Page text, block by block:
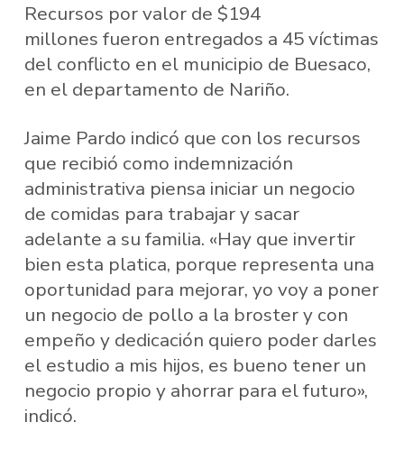
Recursos por valor de $194
millones fueron entregados a 45 víctimas
del conflicto en el municipio de Buesaco,
en el departamento de Nariño.
Jaime Pardo indicó que con los recursos
que recibió como indemnización
administrativa piensa iniciar un negocio
de comidas para trabajar y sacar
adelante a su familia. «Hay que invertir
bien esta platica, porque representa una
oportunidad para mejorar, yo voy a poner
un negocio de pollo a la broster y con
empeño y dedicación quiero poder darles
el estudio a mis hijos, es bueno tener un
negocio propio y ahorrar para el futuro»,
indicó.